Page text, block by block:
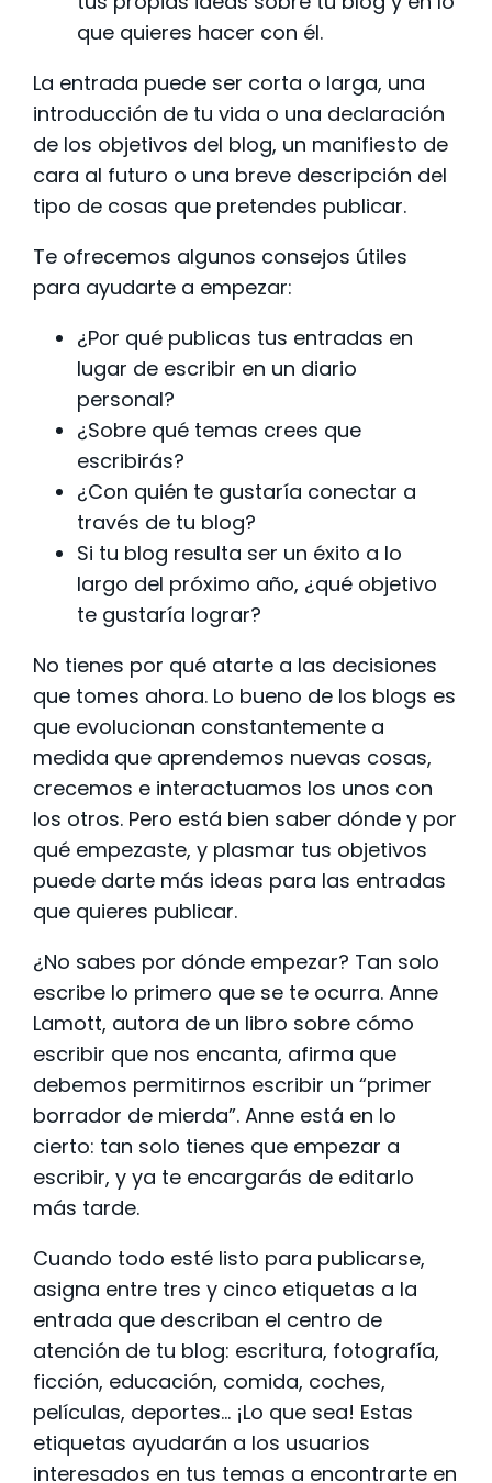
que quieres hacer con él.
La entrada puede ser corta o larga, una
introducción de tu vida o una declaración
de los objetivos del blog, un manifiesto de
cara al futuro o una breve descripción del
tipo de cosas que pretendes publicar.
Te ofrecemos algunos consejos útiles
para ayudarte a empezar:
¿Por qué publicas tus entradas en
lugar de escribir en un diario
personal?
¿Sobre qué temas crees que
escribirás?
¿Con quién te gustaría conectar a
través de tu blog?
Si tu blog resulta ser un éxito a lo
largo del próximo año, ¿qué objetivo
te gustaría lograr?
No tienes por qué atarte a las decisiones
que tomes ahora. Lo bueno de los blogs es
que evolucionan constantemente a
medida que aprendemos nuevas cosas,
crecemos e interactuamos los unos con
los otros. Pero está bien saber dónde y por
qué empezaste, y plasmar tus objetivos
puede darte más ideas para las entradas
que quieres publicar.
¿No sabes por dónde empezar? Tan solo
escribe lo primero que se te ocurra. Anne
Lamott, autora de un libro sobre cómo
escribir que nos encanta, afirma que
debemos permitirnos escribir un “primer
borrador de mierda”. Anne está en lo
cierto: tan solo tienes que empezar a
escribir, y ya te encargarás de editarlo
más tarde.
Cuando todo esté listo para publicarse,
asigna entre tres y cinco etiquetas a la
entrada que describan el centro de
atención de tu blog: escritura, fotografía,
ficción, educación, comida, coches,
películas, deportes… ¡Lo que sea! Estas
etiquetas ayudarán a los usuarios
interesados en tus temas a encontrarte en